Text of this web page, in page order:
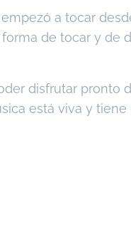
a tocar
de tocar y de
disfrutar pronto
está viva y